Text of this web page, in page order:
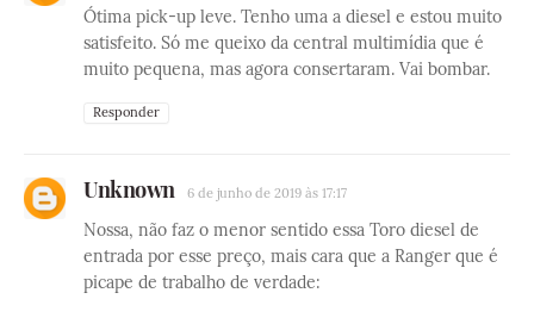
Ótima pick-up leve. Tenho uma a diesel e estou muito
satisfeito. Só me queixo da central multimídia que é
muito pequena, mas agora consertaram. Vai bombar.
Responder
Unknown 6 de junho de 2019 às 17:17
Nossa, não faz o menor sentido essa Toro diesel de
entrada por esse preço, mais cara que a Ranger que é
picape de trabalho de verdade: